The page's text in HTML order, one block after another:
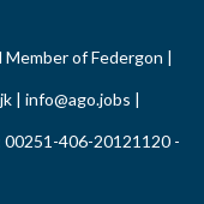
of Federgon |
| info@ago.jobs |
00251-406-20121120 -